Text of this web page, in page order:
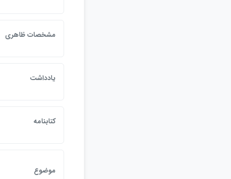
مشخصات ظاهري
يادداشت
كتابنامه
موضوع